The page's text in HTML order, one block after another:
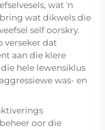
wat 'n
wat dikwels die
self oorskry.
verseker dat
aan die klere
hele lewensiklus
was- en
oor die